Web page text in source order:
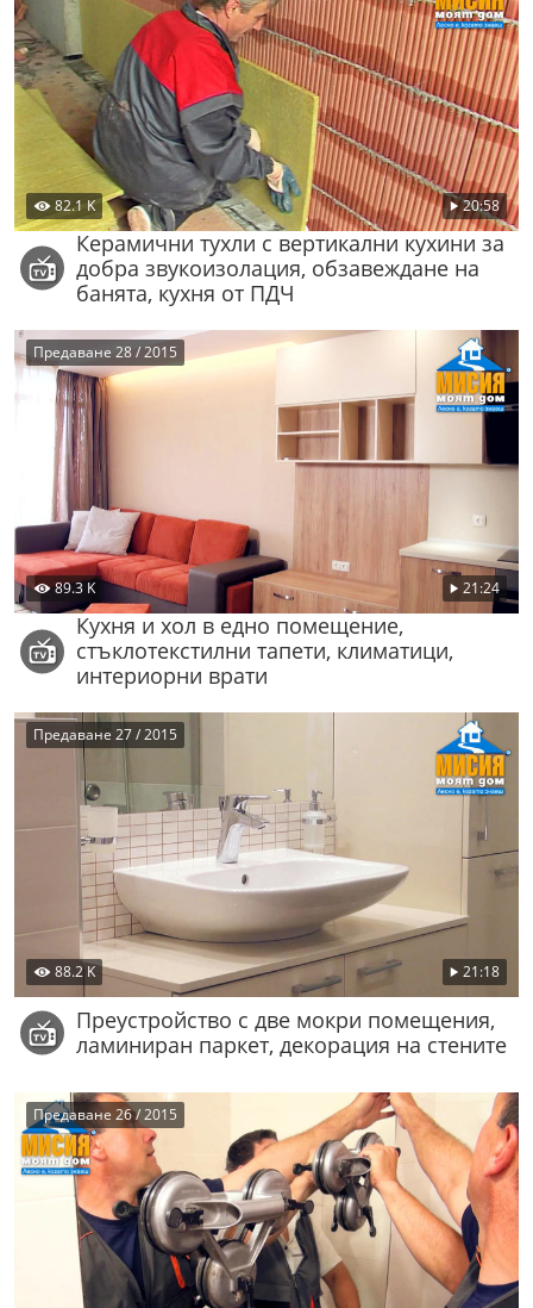
82.1 K 20:58
Керамични тухли с вертикални кухини за
добра звукоизолация, обзавеждане на
банята, кухня от ПДЧ
89.3 K 21:24
Предаване 28 / 2015
Кухня и хол в едно помещение,
стъклотекстилни тапети, климатици,
интериорни врати
88.2 K 21:18
Предаване 27 / 2015
Преустройство с две мокри помещения,
ламиниран паркет, декорация на стените
Предаване 26 / 2015